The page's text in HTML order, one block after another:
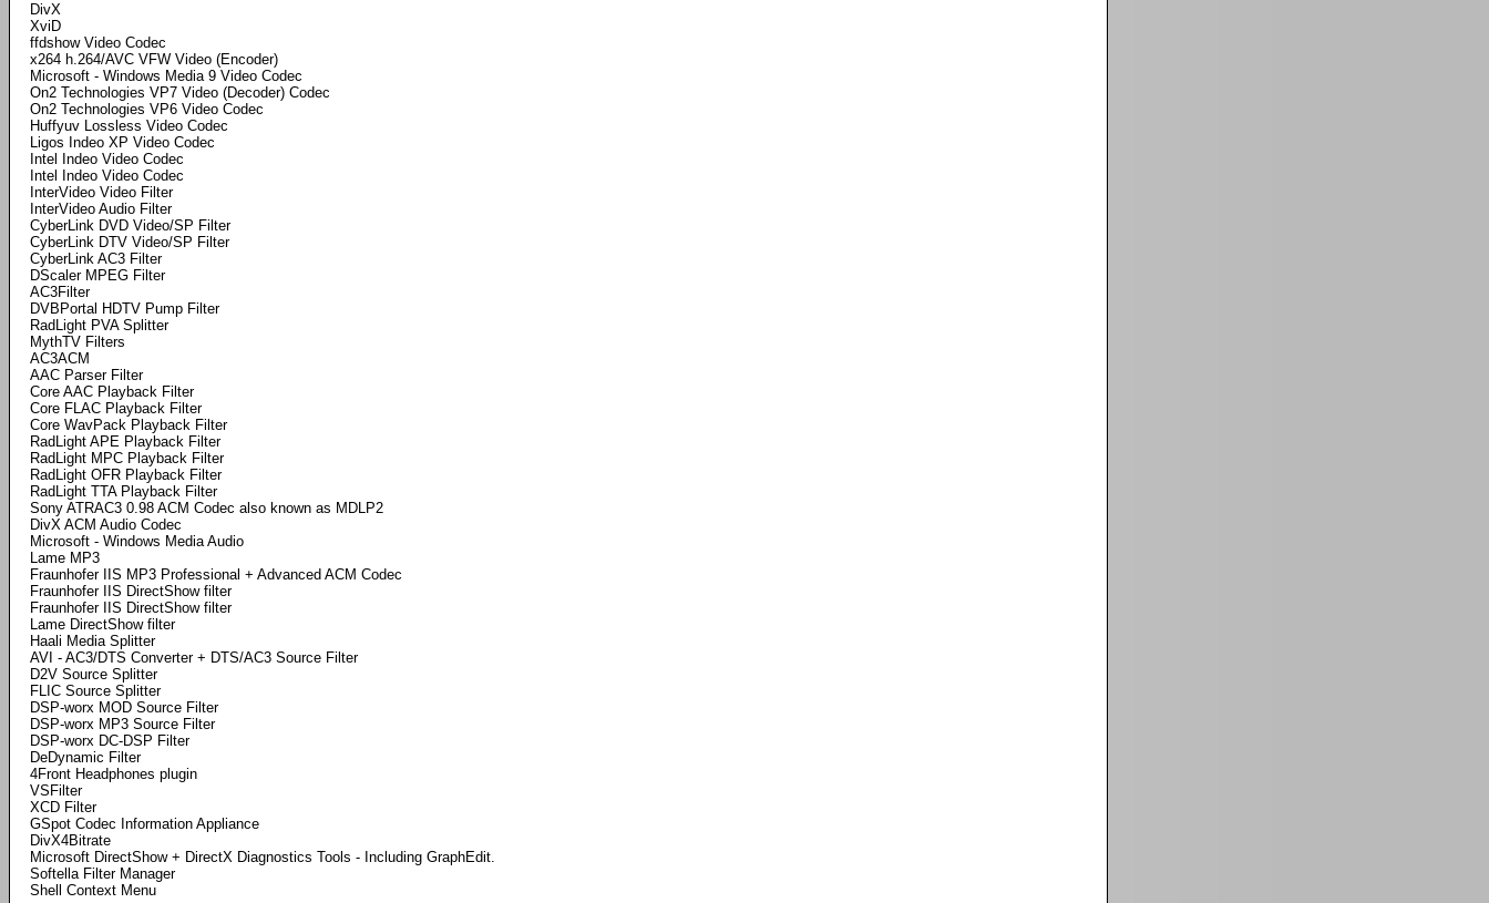
DivX
XviD
ffdshow Video Codec
x264 h.264/AVC VFW Video (Encoder)
Microsoft - Windows Media 9 Video Codec
On2 Technologies VP7 Video (Decoder) Codec
On2 Technologies VP6 Video Codec
Huffyuv Lossless Video Codec
Ligos Indeo XP Video Codec
Intel Indeo Video Codec
Intel Indeo Video Codec
InterVideo Video Filter
InterVideo Audio Filter
CyberLink DVD Video/SP Filter
CyberLink DTV Video/SP Filter
CyberLink AC3 Filter
DScaler MPEG Filter
AC3Filter
DVBPortal HDTV Pump Filter
RadLight PVA Splitter
MythTV Filters
AC3ACM
AAC Parser Filter
Core AAC Playback Filter
Core FLAC Playback Filter
Core WavPack Playback Filter
RadLight APE Playback Filter
RadLight MPC Playback Filter
RadLight OFR Playback Filter
RadLight TTA Playback Filter
Sony ATRAC3 0.98 ACM Codec also known as MDLP2
DivX ACM Audio Codec
Microsoft - Windows Media Audio
Lame MP3
Fraunhofer IIS MP3 Professional + Advanced ACM Codec
Fraunhofer IIS DirectShow filter
Fraunhofer IIS DirectShow filter
Lame DirectShow filter
Haali Media Splitter
AVI - AC3/DTS Converter + DTS/AC3 Source Filter
D2V Source Splitter
FLIC Source Splitter
DSP-worx MOD Source Filter
DSP-worx MP3 Source Filter
DSP-worx DC-DSP Filter
DeDynamic Filter
4Front Headphones plugin
VSFilter
XCD Filter
GSpot Codec Information Appliance
DivX4Bitrate
Microsoft DirectShow + DirectX Diagnostics Tools - Including GraphEdit.
Softella Filter Manager
Shell Context Menu